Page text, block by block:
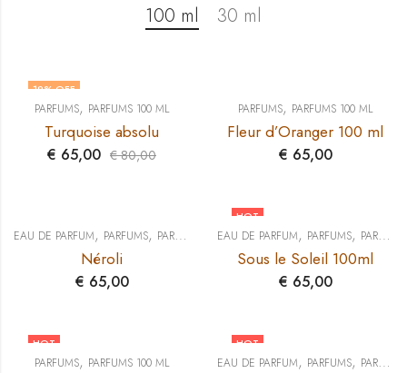
100 ml 30 ml
19% OFF
PARFUMS, PARFUMS 100 ML
Turquoise absolu
€ 65,00 €80,00
PARFUMS, PARFUMS 100 ML
Fleur d’Oranger 100 ml
€ 65,00
EAU DE PARFUM, PARFUMS, PARFUMS 100 ML
Néroli
€ 65,00
HOT
EAU DE PARFUM, PARFUMS, PARFUMS 100 ML
Sous le Soleil 100ml
€ 65,00
HOT
PARFUMS, PARFUMS 100 ML
HOT
EAU DE PARFUM, PARFUMS, PARFUMS 100 ML